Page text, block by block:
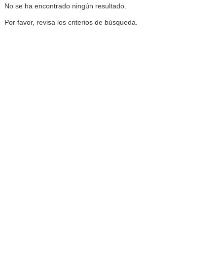
No se ha encontrado ningún resultado.
Por favor, revisa los criterios de búsqueda.